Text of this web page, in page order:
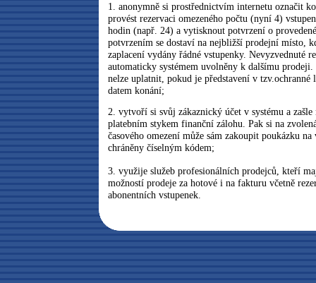
1. anonymně si prostřednictvím internetu označit
provést rezervaci omezeného počtu (nyní 4)
hodin (např. 24) a vytisknout potvrzení o
potvrzením se dostaví na nejbližší prodejní místo,
zaplacení vydány řádné vstupenky. Nevyzvednuté
automaticky systémem uvolněny k dalšímu prodeji.
nelze uplatnit, pokud je představení v tzv.ochranné
datem konání;
2. vytvoří si svůj zákaznický účet v systému a
platebním stykem finanční zálohu. Pak si na
časového omezení může sám zakoupit poukázku
chráněny číselným kódem;
3. využije služeb profesionálních prodejců, kteří
možností prodeje za hotové i na fakturu včetně
abonentních vstupenek.